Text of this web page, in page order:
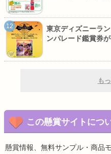
東京ディズニーラ
ンパレード鑑賞券
も
この懸賞サイトにつ
懸賞情報、無料サンプル・商品